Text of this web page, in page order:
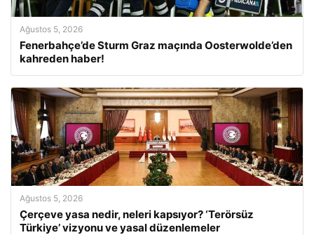
Ağustos 5, 2026
Fenerbahçe’de Sturm Graz maçında Oosterwolde’den
kahreden haber!
Ağustos 5, 2026
Çerçeve yasa nedir, neleri kapsıyor? ‘Terörsüz
Türkiye’ vizyonu ve yasal düzenlemeler